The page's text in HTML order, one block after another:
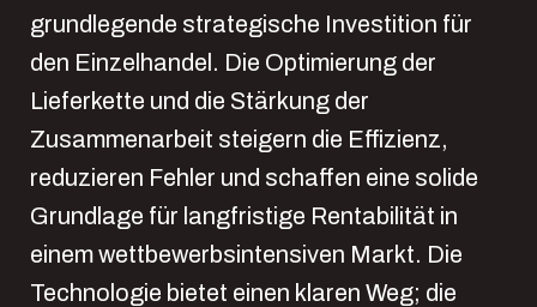
grundlegende strategische Investition für
den Einzelhandel. Die Optimierung der
Lieferkette und die Stärkung der
Zusammenarbeit steigern die Effizienz,
reduzieren Fehler und schaffen eine solide
Grundlage für langfristige Rentabilität in
einem wettbewerbsintensiven Markt. Die
Technologie bietet einen klaren Weg; die